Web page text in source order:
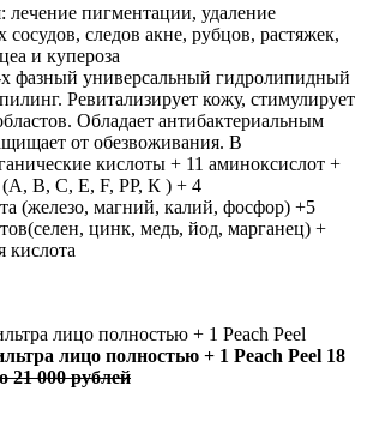
лечение пигментации, удаление
следов акне, рубцов, растяжек,
и купероза
х фазный универсальный гидролипидный
Ревитализирует кожу, стимулирует
Обладает антибактериальным
от обезвоживания. В
кислоты + 11 аминоксислот +
(А, В, С, Е, F, РР, К ) + 4
(железо, магний, калий, фосфор) +5
цинк, медь, йод, марганец) +
кислота
лицо полностью + 1 Peach Peel
лицо полностью + 1 Peach Peel 18
21 000 рублей